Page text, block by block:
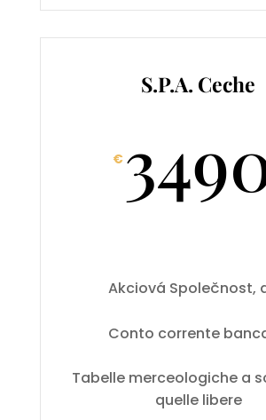
S.P.A. Ceche
€
Akciová Společnost,
Conto corrente
Tabelle merceologiche a
quelle libere